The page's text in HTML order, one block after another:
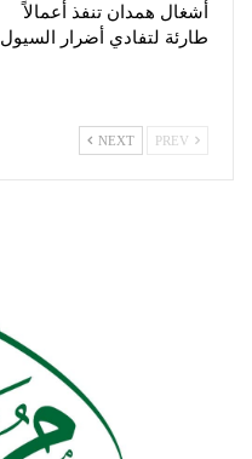
أشغال همدان تنفذ أعمالاً
طارئة لتفادي أضرار السيول
NEXT